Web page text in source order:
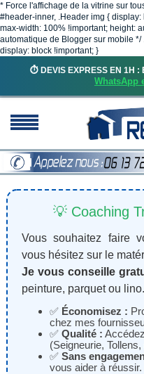
* Force l'affichage de la vitrine sur
#header-inner, .Header img {
max-width: 100% !important; height:
automatique de Blogger sur mobile
display: block !important; }
⏱️ DEVIS EXPRESS EN 1H
WhatsApp
💡 Coaching
Vous souhaitez faire
vous hésitez sur le
Je vous conseille
peinture, parquet ou lino.
✅ Économisez :
chez mes
✅ Qualité :
(Seigneurie, Tollens,
✅ Sans
vous aider à réussir.